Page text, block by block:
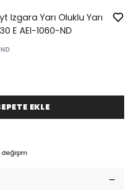
Izgara Yarı Oluklu Yarı
E AEI-1060-ND
EKLE
değişim